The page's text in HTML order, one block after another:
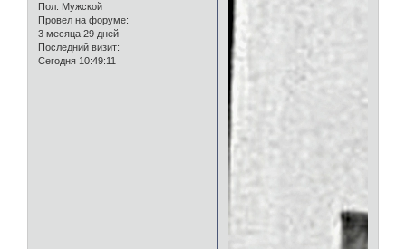
Пол: Мужской
Провел на форуме:
3 месяца 29 дней
Последний визит:
Сегодня 10:49:11